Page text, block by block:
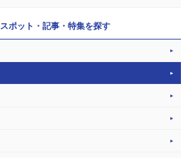
スポット・記事・特集を探す